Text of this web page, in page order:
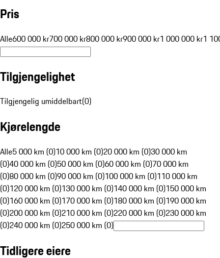
Pris
Alle600 000 kr700 000 kr800 000 kr900 000 kr1 000 000 kr1
Tilgjengelighet
Tilgjengelig umiddelbart(0)
Kjørelengde
Alle5 000 km (0)10 000 km (0)20 000 km (0)30 000 km
(0)40 000 km (0)50 000 km (0)60 000 km (0)70 000 km
(0)80 000 km (0)90 000 km (0)100 000 km (0)110 000 km
(0)120 000 km (0)130 000 km (0)140 000 km (0)150 000 km
(0)160 000 km (0)170 000 km (0)180 000 km (0)190 000 km
(0)200 000 km (0)210 000 km (0)220 000 km (0)230 000 km
(0)240 000 km (0)250 000 km (0)
Tidligere eiere